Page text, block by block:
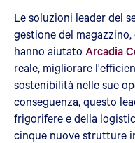
Le soluzioni leader del
gestione del
hanno aiutato Arcadia
reale, migliorare
sostenibilità nelle sue
conseguenza, questo
frigorifere e della
cinque nuove strutture